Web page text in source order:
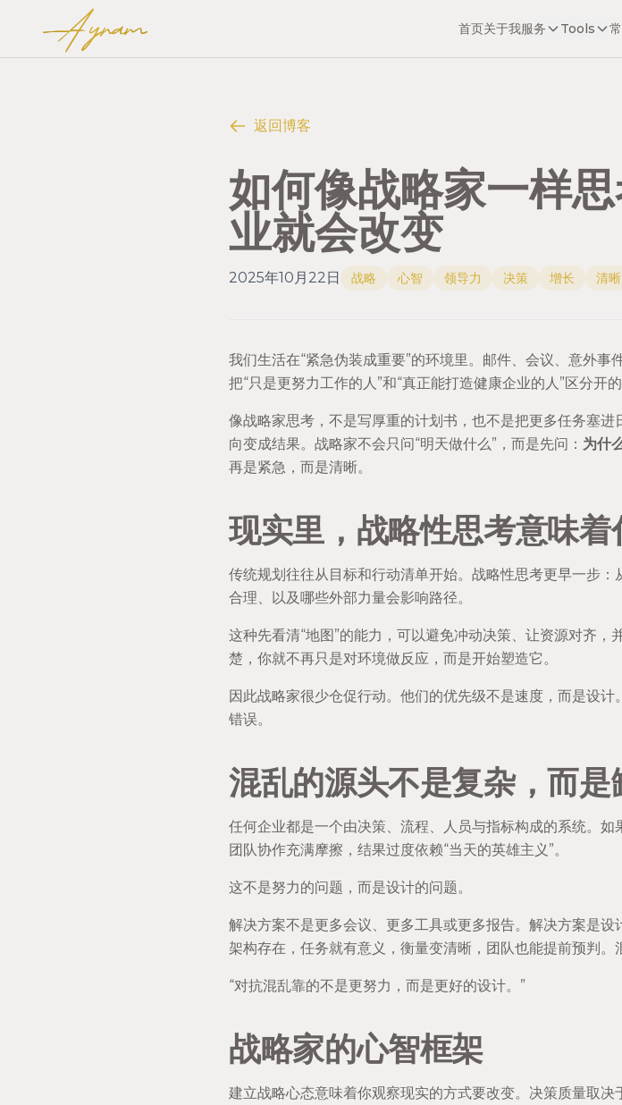
Ayram 首页关于我服务 Tools
返回博客
如何像战略家一样
业就会改变
2025年10月22日 战略 心智 领导力 决策 增长 清晰
我们生活在“紧急伪装成重要”的环境里。邮件、会议、意外事
把“只是更努力工作的人”和“真正能打造健康企业的人”区分开
像战略家思考，不是写厚重的计划书，也不是把更多任务塞
向变成结果。战略家不会只问“明天做什么”，而是先问： 为什
再是紧急，而是清晰。
现实里，战略性思考意味着
传统规划往往从目标和行动清单开始。战略性思考更早一步：
合理、以及哪些外部力量会影响路径。
这种先看清“地图”的能力，可以避免冲动决策、让资源对齐
楚，你就不再只是对环境做反应，而是开始塑造它。
因此战略家很少仓促行动。他们的优先级不是速度，而是设
错误。
混乱的源头不是复杂，而是
任何企业都是一个由决策、流程、人员与指标构成的系统。
团队协作充满摩擦，结果过度依赖“当天的英雄主义”。
这不是努力的问题，而是设计的问题。
解决方案不是更多会议、更多工具或更多报告。解决方案是设
架构存在，任务就有意义，衡量变清晰，团队也能提前预判。
“对抗混乱靠的不是更努力，而是更好的设计。”
战略家的心智框架
建立战略心态意味着你观察现实的方式要改变。决策质量取